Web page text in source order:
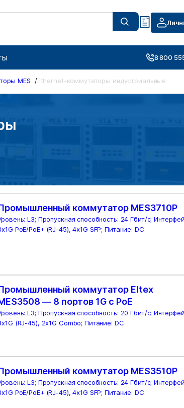
8 800
MES /Ethernet-коммутаторы индустриальные
коммутатор MES3710P
L3; Пропускная способность: 24 Гбит/с;
PoE/PoE+ (RJ-45), 4x1G SFP; Питание: DC
коммутатор Eltex
— 8 портов 1G с PoE
L3; Пропускная способность: 20 Гбит/с;
(RJ-45), 2x1G Combo; Питание: DC
коммутатор MES3510P
L3; Пропускная способность: 24 Гбит/с;
PoE/PoE+ (RJ-45), 4x1G SFP; Питание: DC